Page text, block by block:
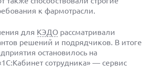
к фармотрасли.
для КЭДО рассматривали
решений и подрядчиков. В итоге
остановилось на
сотрудника» — сервис